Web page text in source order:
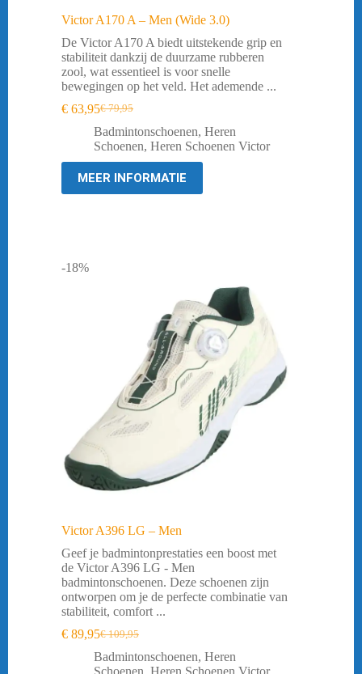
Victor A170 A – Men (Wide 3.0)
De Victor A170 A biedt uitstekende grip en
stabiliteit dankzij de duurzame rubberen
zool, wat essentieel is voor snelle
bewegingen op het veld. Het ademende ...
€79,95
Oorspronkelijke
prijs
was:
€ 63,95Huidige
prijs
is:
Badmintonschoenen, Heren
Schoenen, Heren Schoenen Victor
MEER INFORMATIE
-18%
Victor A396 LG – Men
Geef je badmintonprestaties een boost met
de Victor A396 LG - Men
badmintonschoenen. Deze schoenen zijn
ontworpen om je de perfecte combinatie van
stabiliteit, comfort ...
€109,95
Oorspronkelijke
prijs
was:
€ 89,95Huidige
prijs
is:
Badmintonschoenen, Heren
Schoenen, Heren Schoenen Victor